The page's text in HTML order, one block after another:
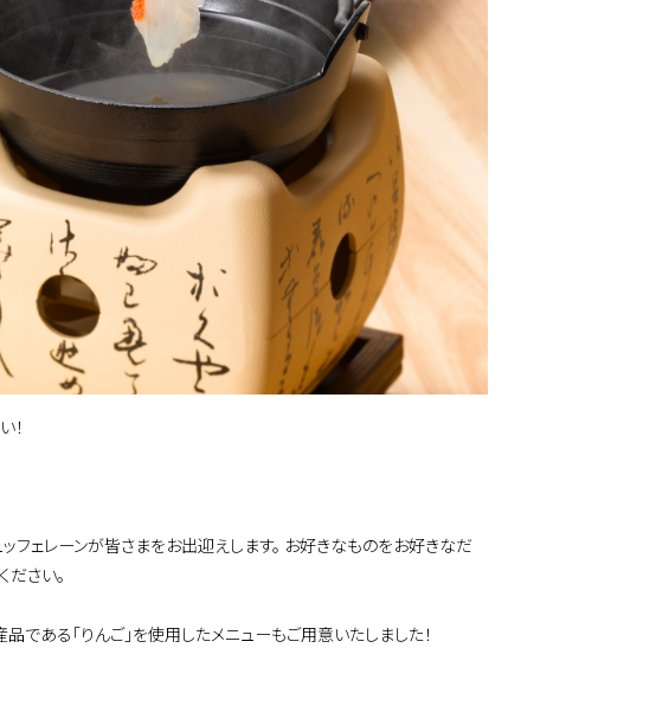
！
ェレーンが皆さまをお出迎えします。 お好きなものをお好きなだ
さい。
である「りんご」を使用したメニューもご用意いたしました！